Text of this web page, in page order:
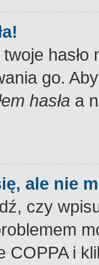
go.
hasła a
ale nie
czy
COPPA i